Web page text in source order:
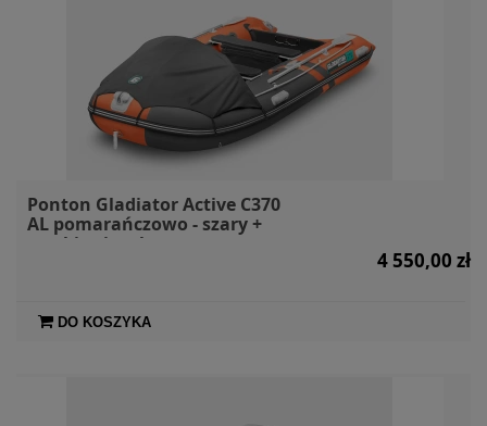
Ponton Gladiator Active C370
AL pomarańczowo - szary +
markiza i torby
4 550,00 zł
DO KOSZYKA